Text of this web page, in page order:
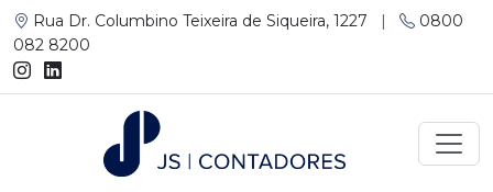
Rua Dr. Columbino Teixeira de Siqueira, 1227 |
0800
082 8200